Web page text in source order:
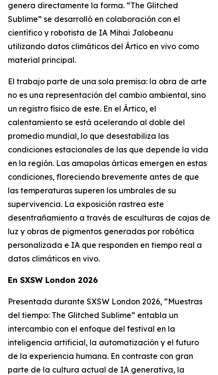
genera directamente la forma. “The Glitched
Sublime” se desarrolló en colaboración con el
científico y robotista de IA Mihai Jalobeanu
utilizando datos climáticos del Ártico en vivo como
material principal.
El trabajo parte de una sola premisa: la obra de arte
no es una representación del cambio ambiental, sino
un registro físico de este. En el Ártico, el
calentamiento se está acelerando al doble del
promedio mundial, lo que desestabiliza las
condiciones estacionales de las que depende la vida
en la región. Las amapolas árticas emergen en estas
condiciones, floreciendo brevemente antes de que
las temperaturas superen los umbrales de su
supervivencia. La exposición rastrea este
desentrañamiento a través de esculturas de cajas de
luz y obras de pigmentos generadas por robótica
personalizada e IA que responden en tiempo real a
datos climáticos en vivo.
En SXSW London 2026
Presentada durante SXSW London 2026, “Muestras
del tiempo: The Glitched Sublime” entabla un
intercambio con el enfoque del festival en la
inteligencia artificial, la automatización y el futuro
de la experiencia humana. En contraste con gran
parte de la cultura actual de IA generativa, la